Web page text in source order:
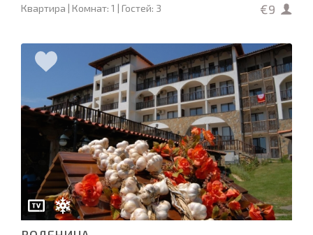
Квартира | Комнат: 1 | Гостей: 3
€9